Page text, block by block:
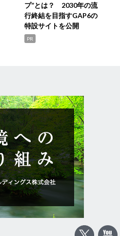
プ”とは？ 2030年の流
行終結を目指すGAP6の
特設サイトを公開
PR